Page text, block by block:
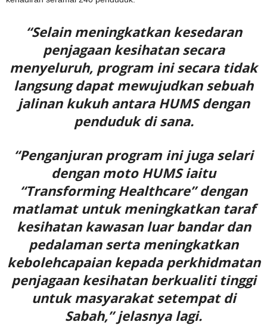
“Selain meningkatkan kesedaran
penjagaan kesihatan secara
menyeluruh, program ini secara tidak
langsung dapat mewujudkan sebuah
jalinan kukuh antara HUMS dengan
penduduk di sana.
“Penganjuran program ini juga selari
dengan moto HUMS iaitu
“Transforming Healthcare” dengan
matlamat untuk meningkatkan taraf
kesihatan kawasan luar bandar dan
pedalaman serta meningkatkan
kebolehcapaian kepada perkhidmatan
penjagaan kesihatan berkualiti tinggi
untuk masyarakat setempat di
Sabah,” jelasnya lagi.